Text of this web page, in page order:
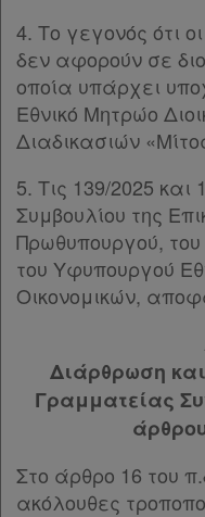
4. Το γεγονός ότι
δεν αφορούν σε
οποία υπάρχει
Εθνικό Μητρώο
Διαδικασιών
5. Τις 139/2025 και
Συμβουλίου της
Πρωθυπουργού,
του Υφυπουργού
Οικονομικών,
Διάρθρωση
Γραμματείας
Στο άρθρο 16 του
ακόλουθες